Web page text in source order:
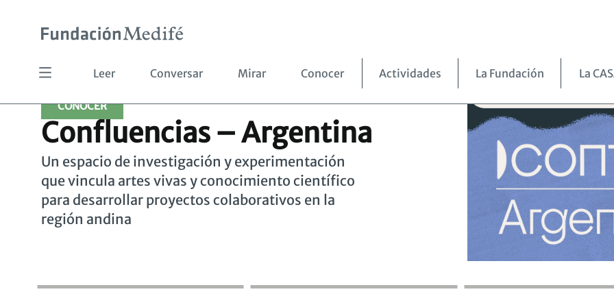
contenido
Leer
Conversar Mirar Conocer Actividades La Fundación La
Un espacio de investigación y experimentación
que vincula artes vivas y conocimiento científico
para desarrollar proyectos colaborativos en la
región andina
Confluencias – Argentina
CONOCER